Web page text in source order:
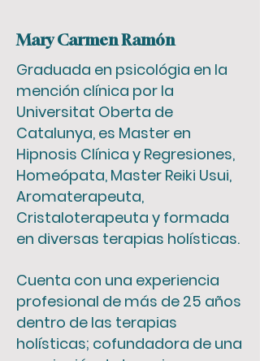
Mary Carmen Ramón
Graduada en psicológia en la
mención clínica por la
Universitat Oberta de
Catalunya, es Master en
Hipnosis Clínica y Regresiones,
Homeópata, Master Reiki Usui,
Aromaterapeuta,
Cristaloterapeuta y formada
en diversas terapias holísticas.
Cuenta con una experiencia
profesional de más de 25 años
dentro de las terapias
holísticas; cofundadora de una